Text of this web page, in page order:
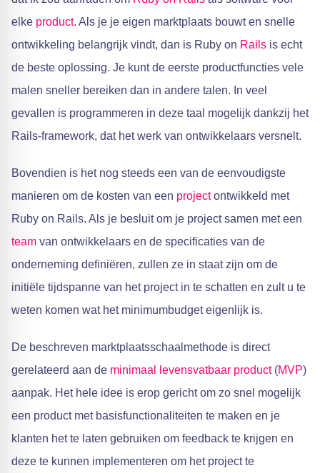
elke product. Als je je eigen marktplaats bouwt en snelle
ontwikkeling belangrijk vindt, dan is Ruby on Rails is echt
de beste oplossing. Je kunt de eerste productfuncties vele
malen sneller bereiken dan in andere talen. In veel
gevallen is programmeren in deze taal mogelijk dankzij het
Rails-framework, dat het werk van ontwikkelaars versnelt.
Bovendien is het nog steeds een van de eenvoudigste
manieren om de kosten van een projectontwikkeld met
Ruby on Rails. Als je besluit om je project samen met een
team van ontwikkelaars en de specificaties van de
onderneming definiëren, zullen ze in staat zijn om de
initiële tijdspanne van het project in te schatten en zult u te
weten komen wat het minimumbudget eigenlijk is.
De beschreven marktplaatsschaalmethode is direct
gerelateerd aan de minimaal levensvatbaar product(MVP)
aanpak. Het hele idee is erop gericht om zo snel mogelijk
een product met basisfunctionaliteiten te maken en je
klanten het te laten gebruiken om feedback te krijgen en
deze te kunnen implementeren om het project te